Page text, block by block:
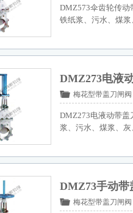
DMZ573伞齿轮传动
铁纸浆、污水、煤
DMZ273电液
梅花型带盖刀闸阀
DMZ273电液动带盖
浆、污水、煤浆、
DMZ73手动带
梅花型带盖刀闸阀